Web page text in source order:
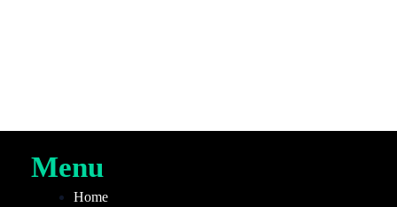
Menu
Home